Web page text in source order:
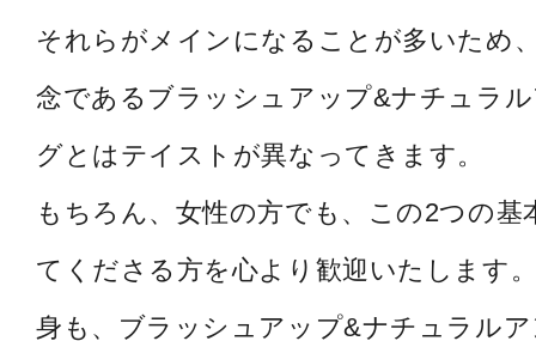
それらがメインになることが多いため
念であるブラッシュアップ&ナチュラ
グとはテイストが異なってきます。
もちろん、女性の方でも、この2つの基
てくださる方を心より歓迎いたします
身も、ブラッシュアップ&ナチュラル